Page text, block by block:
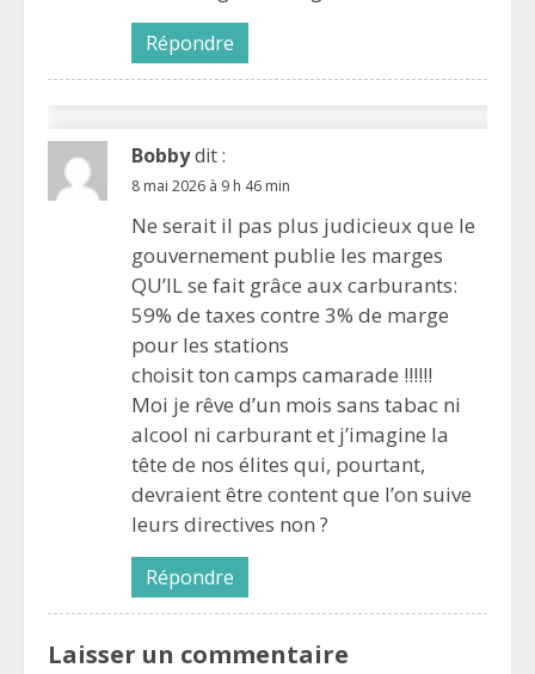
Répondre
Bobbydit :
8 mai 2026 à 9 h 46 min
Ne serait il pas plus judicieux que le
gouvernement publie les marges
QU’IL se fait grâce aux carburants:
59% de taxes contre 3% de marge
pour les stations
choisit ton camps camarade !!!!!!
Moi je rêve d’un mois sans tabac ni
alcool ni carburant et j’imagine la
tête de nos élites qui, pourtant,
devraient être content que l’on suive
leurs directives non ?
Répondre
Laisser un commentaire